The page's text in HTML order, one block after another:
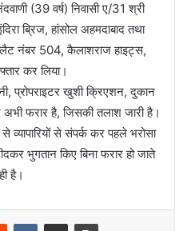
(39 वर्ष) निवासी ए/31 श्री
ब्रिज, हांसोल अहमदाबाद तथा
नंबर 504, कैलाशराज हाइट्स,
कर लिया।
प्रोपराइटर खुशी क्रिएशन, दुकान
फरार है, जिसकी तलाश जारी है।
से संपर्क कर पहले भरोसा
भुगतान किए बिना फरार हो जाते
है।